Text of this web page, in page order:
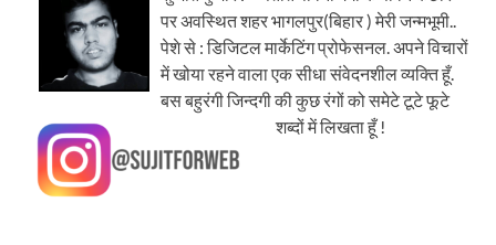
पर अवस्थित शहर भागलपुर(बिहार ) मेरी जन्मभूमी..
पेशे से : डिजिटल मार्केटिंग प्रोफेसनल. अपने विचारों
में खोया रहने वाला एक सीधा संवेदनशील व्यक्ति हूँ.
बस बहुरंगी जिन्दगी की कुछ रंगों को समेटे टूटे फूटे
शब्दों में लिखता हूँ !